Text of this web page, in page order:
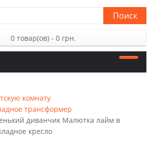
Поиск
0 товар(ов) - 0 грн.
комнату
трансформер
диванчик Малютка лайм в
кресло